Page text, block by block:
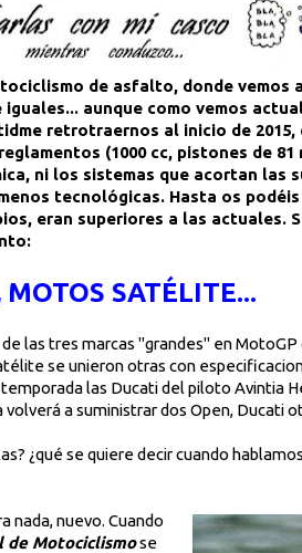
de asfalto, donde
aunque como vemos
retrotraernos al inicio de 2015,
(1000 cc, pistones de
ni los sistemas que acortan las
tecnológicas. Hasta os
eran superiores a las actuales.
SATÉLITE...
las tres marcas "grandes" en
se unieron otras con
las Ducati del piloto Avintia
a suministrar dos Open, Ducati
¿qué se quiere decir cuando
nada, nuevo. Cuando
de Motociclismose